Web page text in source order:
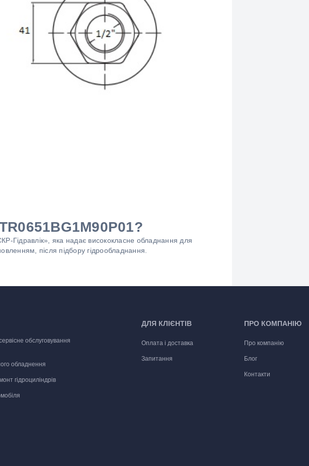
Гідравлік», яка надає висококласне обладнання для
після підбору гідрообладнання.
обслуговування
обладнення
гідроциліндрів
ДЛЯ КЛІЄНТІВ
Оплата і доставка
Запитання
ПРО КОМПАНІЮ
Про компанію
Блог
Контакти